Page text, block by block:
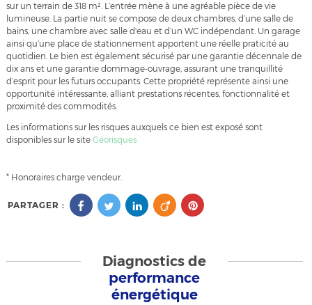
sur un terrain de 318 m². L’entrée mène à une agréable pièce de vie
lumineuse. La partie nuit se compose de deux chambres, d’une salle de
bains, une chambre avec salle d'eau et d’un WC indépendant. Un garage
ainsi qu’une place de stationnement apportent une réelle praticité au
quotidien. Le bien est également sécurisé par une garantie décennale de
dix ans et une garantie dommage-ouvrage, assurant une tranquillité
d’esprit pour les futurs occupants. Cette propriété représente ainsi une
opportunité intéressante, alliant prestations récentes, fonctionnalité et
proximité des commodités.
Les informations sur les risques auxquels ce bien est exposé sont
disponibles sur le site Géorisques
* Honoraires charge vendeur.
PARTAGER :
Diagnostics de
performance
énergétique